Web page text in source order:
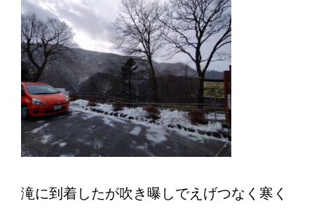
滝に到着したが吹き曝しでえげつなく寒く